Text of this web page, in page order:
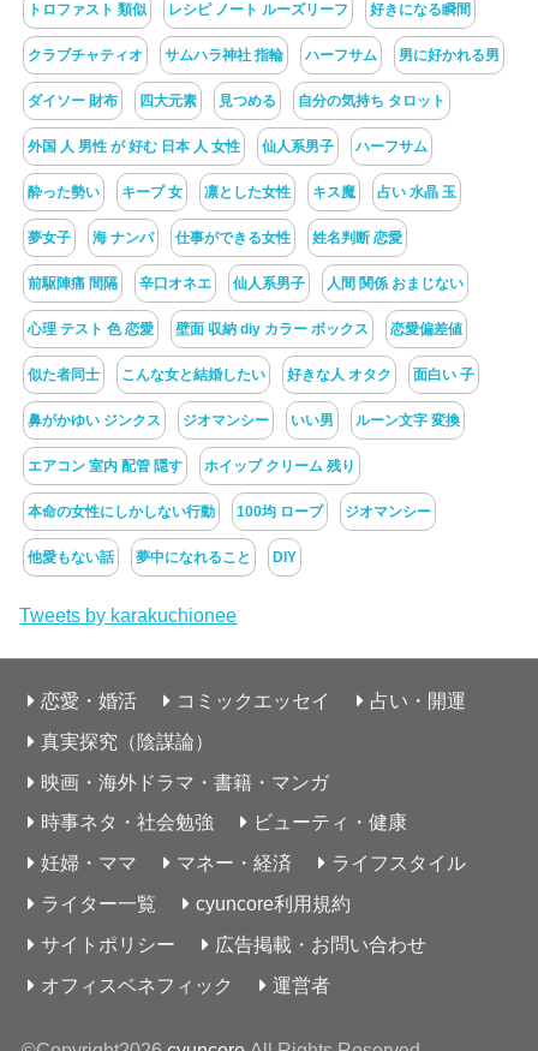
トロファスト 類似 レシピ ノート ルーズリーフ 好きになる瞬間
クラブチャティオ サムハラ神社 指輪 ハーフサム 男に好かれる男
ダイソー 財布 四大元素 見つめる 自分の気持ち タロット
外国 人 男性 が 好む 日本 人 女性 仙人系男子 ハーフサム
酔った勢い キープ 女 凛とした女性 キス魔 占い 水晶 玉
夢女子 海 ナンパ 仕事ができる女性 姓名判断 恋愛
前駆陣痛 間隔 辛口オネエ 仙人系男子 人間 関係 おまじない
心理 テスト 色 恋愛 壁面 収納 diy カラー ボックス 恋愛偏差値
似た者同士 こんな女と結婚したい 好きな人 オタク 面白い 子
鼻がかゆい ジンクス ジオマンシー いい男 ルーン文字 変換
エアコン 室内 配管 隠す ホイップ クリーム 残り
本命の女性にしかしない行動 100均 ロープ ジオマンシー
他愛もない話 夢中になれること DIY
Tweets by karakuchionee
恋愛・婚活 コミックエッセイ
占い・開運
真実探究（陰謀論）
映画・海外ドラマ・書籍・マンガ
時事ネタ・社会勉強
ビューティ・健康
妊婦・ママ
マネー・経済
ライフスタイル
ライター一覧
cyuncore利用規約
サイトポリシー
広告掲載・お問い合わせ
オフィスベネフィック
運営者